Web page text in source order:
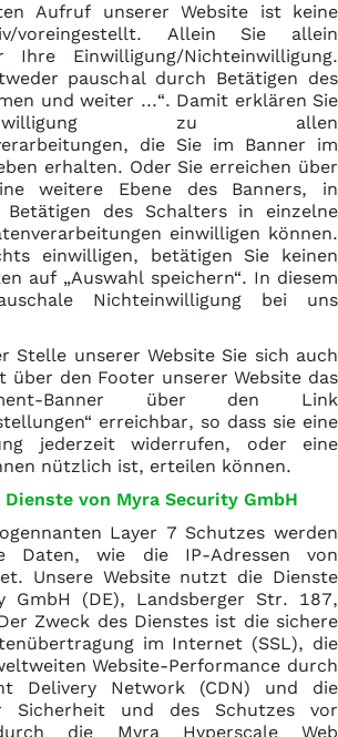
Aufruf unserer Website ist keine
voreingestellt. Allein Sie allein
Ihre Einwilligung/Nichteinwilligung.
pauschal durch Betätigen des
und weiter ...“. Damit erklären Sie
zu allen
die Sie im Banner im
erhalten. Oder Sie erreichen über
weitere Ebene des Banners, in
des Schalters in einzelne
einwilligen können.
einwilligen, betätigen Sie keinen
auf „Auswahl speichern“. In diesem
Nichteinwilligung bei uns
Stelle unserer Website Sie sich auch
über den Footer unserer Website das
Banner über den Link
erreichbar, so dass sie eine
jederzeit widerrufen, oder eine
nützlich ist, erteilen können.
von Myra Security GmbH
Layer 7 Schutzes werden
Daten, wie die IP-Adressen von
Unsere Website nutzt die Dienste
GmbH (DE), Landsberger Str. 187,
Zweck des Dienstes ist die sichere
im Internet (SSL), die
Website-Performance durch
Delivery Network (CDN) und die
Sicherheit und des Schutzes vor
die Myra Hyperscale Web